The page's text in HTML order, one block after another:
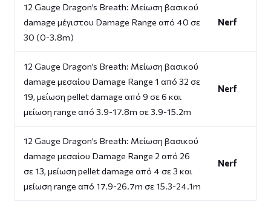
12 Gauge Dragon’s Breath: Μείωση βασικού
damage μέγιστου Damage Range από 40 σε
30 (0-3.8m)
Nerf
12 Gauge Dragon’s Breath: Μείωση βασικού
damage μεσαίου Damage Range 1 από 32 σε
19, μείωση pellet damage από 9 σε 6 και
μείωση range από 3.9-17.8m σε 3.9-15.2m
Nerf
12 Gauge Dragon’s Breath: Μείωση βασικού
damage μεσαίου Damage Range 2 από 26
σε 13, μείωση pellet damage από 4 σε 3 και
μείωση range από 17.9-26.7m σε 15.3-24.1m
Nerf